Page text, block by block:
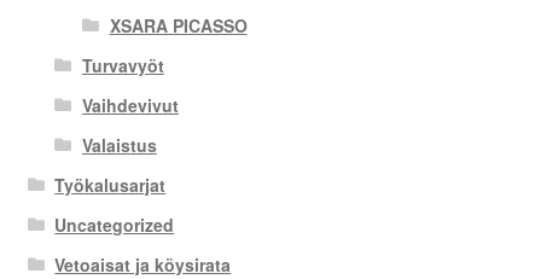
XSARA PICASSO
Turvavyöt
Vaihdevivut
Valaistus
Työkalusarjat
Uncategorized
Vetoaisat ja köysirata